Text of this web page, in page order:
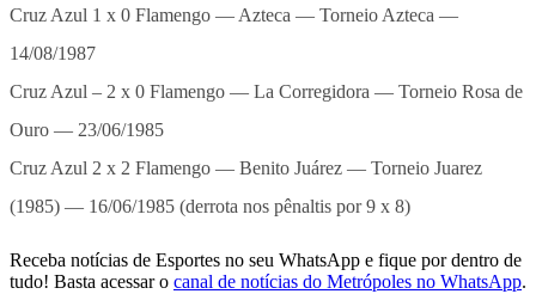
Cruz Azul 1 x 0 Flamengo — Azteca — Torneio Azteca —
14/08/1987
Cruz Azul – 2 x 0 Flamengo — La Corregidora — Torneio Rosa de
Ouro — 23/06/1985
Cruz Azul 2 x 2 Flamengo — Benito Juárez — Torneio Juarez
(1985) — 16/06/1985 (derrota nos pênaltis por 9 x 8)
Receba notícias de Esportes no seu WhatsApp e fique por dentro de
tudo! Basta acessar o canal de notícias do Metrópoles no WhatsApp.